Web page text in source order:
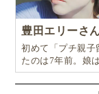
豊田エリーさ
初めて「プチ親子
たのは7年前。娘
ンドンのサマース
い、英語劇に挑戦